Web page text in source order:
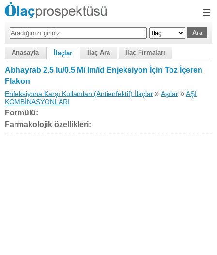
Anasayfa İlaçlar İlaç Ara İlaç Firmaları
Abhayrab 2.5 Iu/0.5 Mi Im/id Enjeksiyon İçin Toz İçeren
Flakon
Enfeksiyona Karşı Kullanılan (Antienfektif) İlaçlar » Aşılar » AŞI
KOMBİNASYONLARI
Formülü:
Farmakolojik özellikleri: